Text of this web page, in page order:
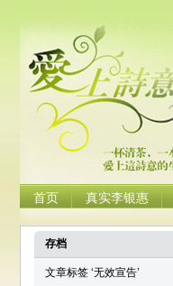
首页 真实李银惠
存档
文章标签 ‘无效宣告’